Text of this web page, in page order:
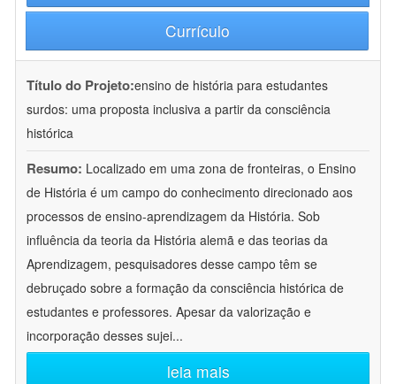
Currículo
Título do Projeto:ensino de história para estudantes
surdos: uma proposta inclusiva a partir da consciência
histórica
Resumo: Localizado em uma zona de fronteiras, o Ensino
de História é um campo do conhecimento direcionado aos
processos de ensino-aprendizagem da História. Sob
influência da teoria da História alemã e das teorias da
Aprendizagem, pesquisadores desse campo têm se
debruçado sobre a formação da consciência histórica de
estudantes e professores. Apesar da valorização e
incorporação desses sujei...
leia mais